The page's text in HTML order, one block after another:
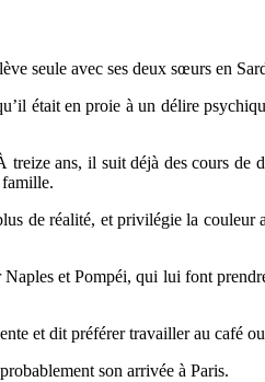
seule avec ses deux sœurs en
était en proie à un délire
ans, il suit déjà des cours de
famille.
de réalité, et privilégie la
et Pompéi, qui lui font
et dit préférer travailler au café
son arrivée à Paris.